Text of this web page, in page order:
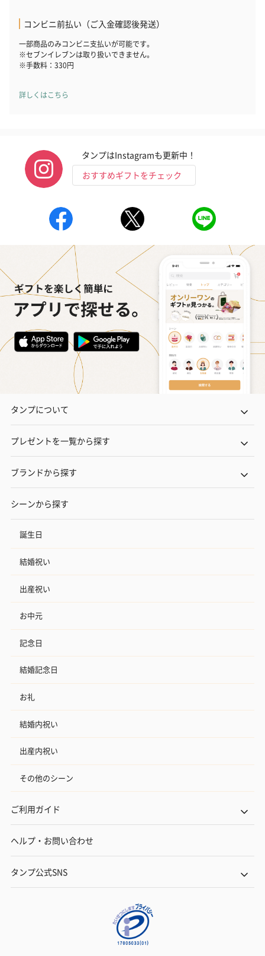
コンビニ前払い（ご入金確認後発送）
一部商品のみコンビニ支払いが可能です。
※セブンイレブンは取り扱いできません。
※手数料：330円
詳しくはこちら
タンプはInstagramも更新中！
おすすめギフトをチェック
タンプについて
プレゼントを一覧から探す
ブランドから探す
シーンから探す
誕生日
結婚祝い
出産祝い
お中元
記念日
結婚記念日
お礼
結婚内祝い
出産内祝い
その他のシーン
ご利用ガイド
ヘルプ・お問い合わせ
タンプ公式SNS